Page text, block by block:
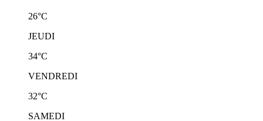
26°C
JEUDI
34°C
VENDREDI
32°C
SAMEDI